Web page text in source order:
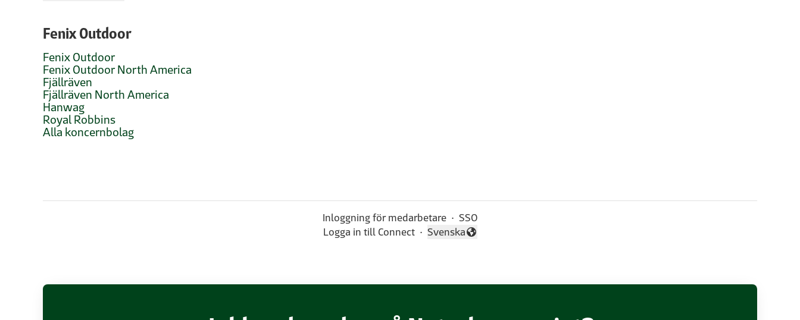
Fenix Outdoor
Fenix Outdoor
Fenix Outdoor North America
Fjällräven
Fjällräven North America
Hanwag
Royal Robbins
Alla koncernbolag
Inloggning för medarbetare · SSO
Logga in till Connect · Byt språk
Svenska